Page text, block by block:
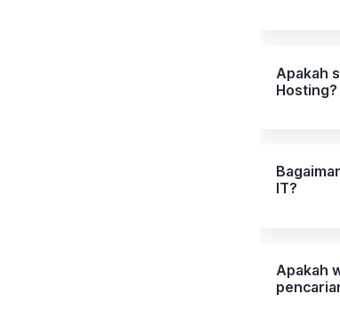
Apakah
Hosting?
IT?
Apakah